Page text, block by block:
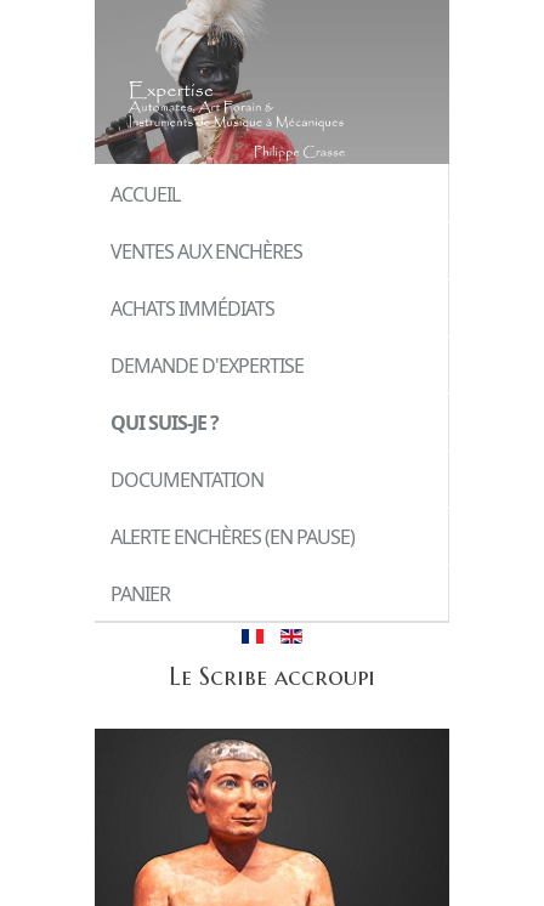
ACCUEIL
VENTES AUX ENCHÈRES
ACHATS IMMÉDIATS
DEMANDE D'EXPERTISE
QUI SUIS-JE ?
DOCUMENTATION
ALERTE ENCHÈRES (EN PAUSE)
PANIER
Le Scribe accroupi